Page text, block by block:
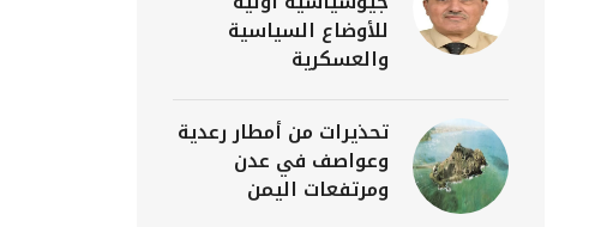
للأوضاع السياسية
والعسكرية
تحذيرات من أمطار رعدية
وعواصف في عدن
ومرتفعات اليمن